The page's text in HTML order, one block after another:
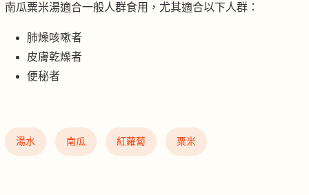
南瓜粟米湯適合一般人群食用，尤其適合以下人群：
肺燥咳嗽者
皮膚乾燥者
便秘者
湯水 南瓜 紅蘿蔔 粟米